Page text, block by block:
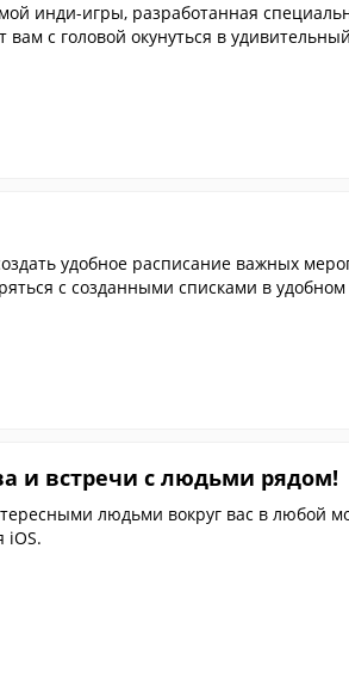
инди-игры, разработанная
с головой окунуться в
удобное расписание важных
с созданными списками в
и встречи с людьми рядом!
людьми вокруг вас в любой
iOS.